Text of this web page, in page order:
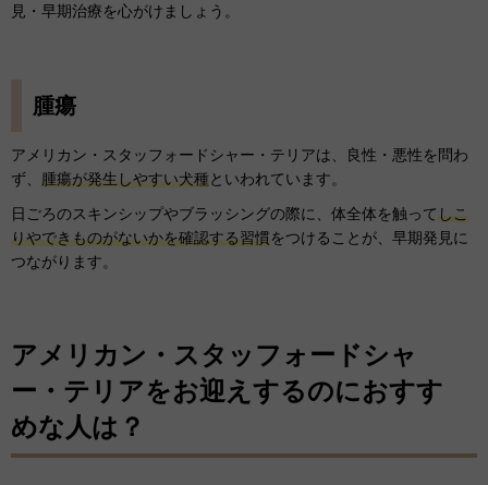
見・早期治療を心がけましょう。
腫瘍
アメリカン・スタッフォードシャー・テリアは、良性・悪性を問わ
ず、 腫瘍が発生しやすい犬種といわれています。
日ごろのスキンシップやブラッシングの際に、体全体を触ってしこ
りやできものがないかを確認する習慣をつけることが、早期発見に
つながります。
アメリカン・スタッフォードシャ
ー・テリアをお迎えするのにおすす
めな人は？